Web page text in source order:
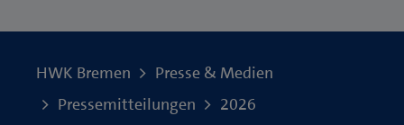
HWK Bremen
Presse & Medien
Pressemitteilungen
2026